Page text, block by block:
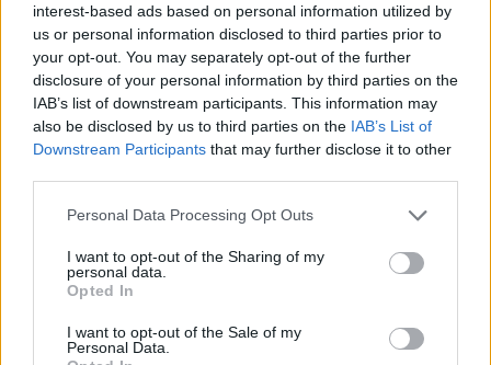
interest-based ads based on personal information utilized by
us or personal information disclosed to third parties prior to
your opt-out. You may separately opt-out of the further
disclosure of your personal information by third parties on the
IAB’s list of downstream participants. This information may
also be disclosed by us to third parties on the IAB’s List of
Downstream Participants that may further disclose it to other
Personal Data Processing Opt Outs
I want to opt-out of the Sharing of my
personal data.
Opted In
I want to opt-out of the Sale of my
Personal Data.